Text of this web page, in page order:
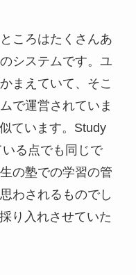
ころはたくさんあ
システムです。ユ
まえていて、そこ
で運営されていま
ています。Study
る点でも同じで
の塾での学習の管
わされるものでし
り入れさせていた